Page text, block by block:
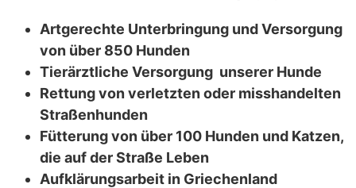
Artgerechte Unterbringung und Versorgung
von über 850 Hunden
Tierärztliche Versorgung unserer Hunde
Rettung von verletzten oder misshandelten
Straßenhunden
Fütterung von über 100 Hunden und Katzen,
die auf der Straße Leben
Aufklärungsarbeit in Griechenland